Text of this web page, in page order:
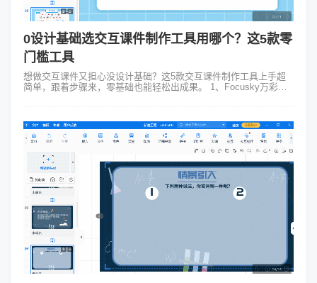
0设计基础选交互课件制作工具用哪个？这5款零
门槛工具
想做交互课件又担心没设计基础？这5款交互课件制作工具上手超
简单，跟着步骤来，零基础也能轻松出成果。 1、Focusky万彩演